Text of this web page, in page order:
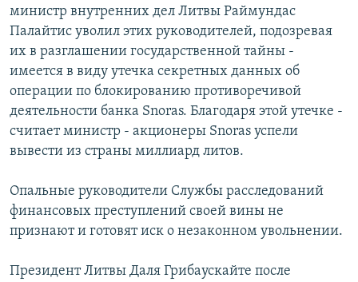
министр внутренних дел Литвы Раймундас
Палайтис уволил этих руководителей, подозревая
их в разглашении государственной тайны -
имеется в виду утечка секретных данных об
операции по блокированию противоречивой
деятельности банка Snoras. Благодаря этой утечке -
считает министр - акционеры Snoras успели
вывести из страны миллиард литов.
Опальные руководители Службы расследований
финансовых преступлений своей вины не
признают и готовят иск о незаконном увольнении.
Президент Литвы Даля Грибаускайте после